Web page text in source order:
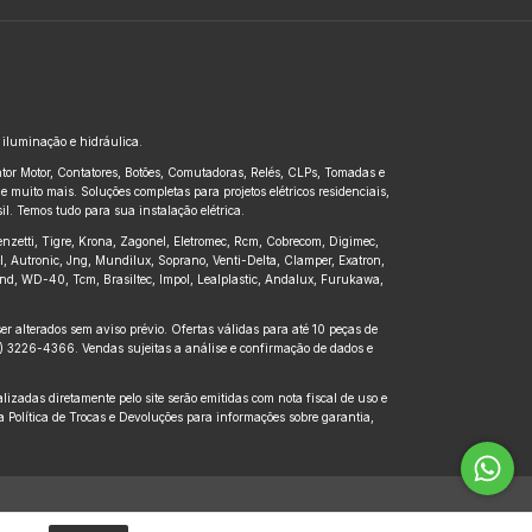
iluminação e hidráulica.
Motor, Contatores, Botões, Comutadoras, Relés, CLPs, Tomadas e
mais. Soluções completas para projetos elétricos residenciais,
Temos tudo para sua instalação elétrica.
Tigre, Krona, Zagonel, Eletromec, Rcm, Cobrecom, Digimec,
Autronic, Jng, Mundilux, Soprano, Venti-Delta, Clamper, Exatron,
WD-40, Tcm, Brasiltec, Impol, Lealplastic, Andalux, Furukawa,
alterados sem aviso prévio. Ofertas válidas para até 10 peças de
3226-4366. Vendas sujeitas a análise e confirmação de dados e
diretamente pelo site serão emitidas com nota fiscal de uso e
de Trocas e Devoluções para informações sobre garantia,